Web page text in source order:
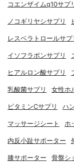
コエンザイムq10サプ
ノコギリヤシサプリ
レスベラトロールサプ
イソフラボンサプリ
ヒアルロン酸サプリ
乳酸菌サプリ 女性ホ
ビタミンCサプリ ハ
マッサージシート ホ
内反小趾サポーター
膝サポーター 骨盤シ